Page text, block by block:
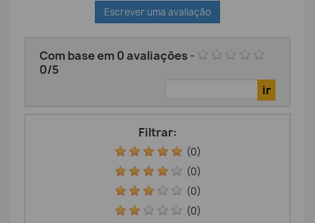
Escrever uma avaliação
Com base em 0avaliações-
0/5
Filtrar:
(0)
(0)
(0)
(0)